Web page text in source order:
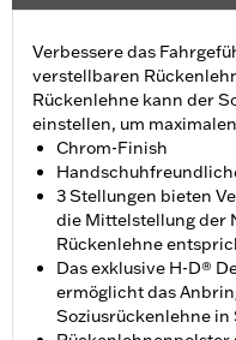
Verbessere das
verstellbaren
Rückenlehne kann der
einstellen, um
Chrom-Finish
3 Stellungen bieten
die Mittelstellung der
Rückenlehne
Das exklusive H-D®
ermöglicht das
Soziusrückenlehne